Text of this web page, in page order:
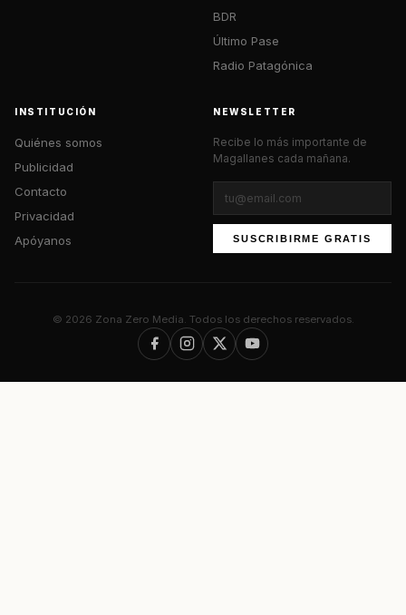
BDR
Último Pase
Radio Patagónica
INSTITUCIÓN
Quiénes somos
Publicidad
Contacto
Privacidad
Apóyanos
NEWSLETTER
Recibe lo más importante de
Magallanes cada mañana.
SUSCRIBIRME GRATIS
© 2026 Zona Zero Media. Todos los derechos reservados.